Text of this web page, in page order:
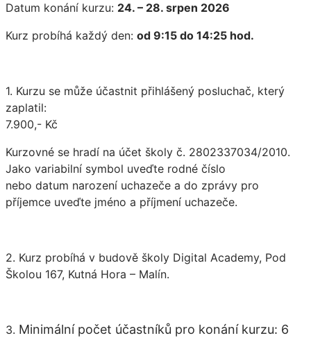
Datum konání kurzu: 24. – 28. srpen 2026
Kurz probíhá každý den: od 9:15 do 14:25 hod.
1. Kurzu se může účastnit přihlášený posluchač, který
zaplatil:
7.900,- Kč
Kurzovné se hradí na účet školy č. 2802337034/2010.
Jako variabilní symbol uveďte rodné číslo
nebo datum narození uchazeče a do zprávy pro
příjemce uveďte jméno a příjmení uchazeče.
2. Kurz probíhá v budově školy Digital Academy, Pod
Školou 167, Kutná Hora – Malín.
3. Minimální počet účastníků pro konání kurzu: 6